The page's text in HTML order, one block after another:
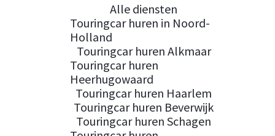
Alle diensten
Touringcar huren in Noord-
Holland
Touringcar huren Alkmaar
Touringcar huren
Heerhugowaard
Touringcar huren Haarlem
Touringcar huren Beverwijk
Touringcar huren Schagen